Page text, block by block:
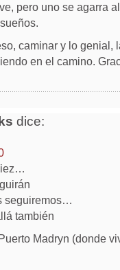
pero uno se agarra
caminar y lo genial,
en el camino.
dice:
seguiremos…
también
Madryn (donde